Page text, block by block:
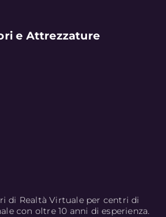
e Attrezzature
di Realtà Virtuale per centri di
con oltre 10 anni di esperienza.